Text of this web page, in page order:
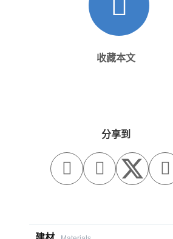
收藏本文
分享到
  